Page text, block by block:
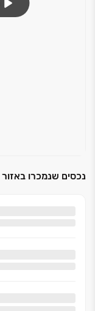
נכסים שנמכרו באזור